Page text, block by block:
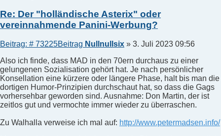
Re: Der "holländische Asterix" oder
vereinnahmende Panini-Werbung?
Beitrag: # 73225Beitrag Nullnullsix » 3. Juli 2023 09:56
Also ich finde, dass MAD in den 70ern durchaus zu einer
gelungenen Sozialisation gehört hat. Je nach persönlicher
Konsellation eine kürzere oder längere Phase, halt bis man die
dortigen Humor-Prinzipien durchschaut hat, so dass die Gags
vorhersehbar geworden sind. Ausnahme: Don Martin, der ist
zeitlos gut und vermochte immer wieder zu überraschen.
Zu Walhalla verweise ich mal auf: http://www.petermadsen.info/